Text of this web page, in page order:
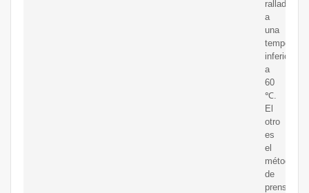
rallada
a
una
inferior
a
60
℃.
El
otro
es
el
método
de
prensado